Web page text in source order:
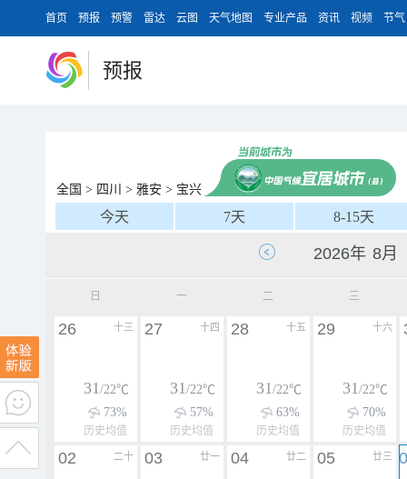
首页 预报 预警 雷达 云图 天气地图 专业产品 资讯 视频 节气
预报
全国 > 四川 > 雅安 > 宝兴
今天 7天 8-15天
日 一 二 三
十三
26
31/22℃
73%
历史均值
十四
27
31/22℃
57%
历史均值
十五
28
31/22℃
63%
历史均值
十六
29
31/22℃
70%
历史均值
二十
02 廿一
03 廿二
04 廿三
05